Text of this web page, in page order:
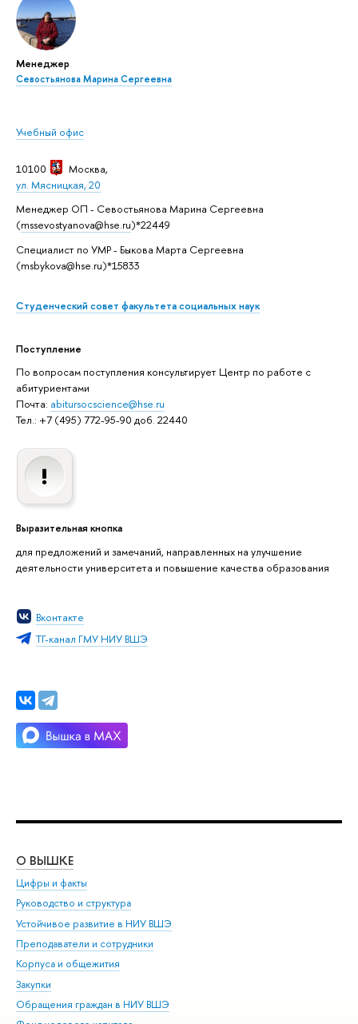
Менеджер
Севостьянова Марина Сергеевна
Учебный офис
10100 Москва,
ул. Мясницкая, 20
Менеджер ОП - Севостьянова Марина Сергеевна
(mssevostyanova@hse.ru)*22449
Специалист по УМР - Быкова Марта Сергеевна
(msbykova@hse.ru)*15833
Студенческий совет факультета социальных наук
Поступление
По вопросам поступления консультирует Центр по работе с
абитуриентами
Почта: abitursocscience@hse.ru
Тел.: +7 (495) 772-95-90 доб. 22440
Выразительная кнопка
для предложений и замечаний, направленных на улучшение
деятельности университета и повышение качества образования
Вконтакте
ТГ-канал ГМУ НИУ ВШЭ
О ВЫШКЕ
Цифры и факты
Руководство и структура
Устойчивое развитие в НИУ ВШЭ
Преподаватели и сотрудники
Корпуса и общежития
Закупки
Обращения граждан в НИУ ВШЭ